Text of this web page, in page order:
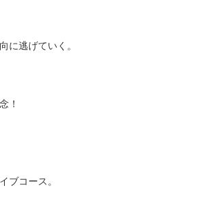
に逃げていく。
！
ブコース。